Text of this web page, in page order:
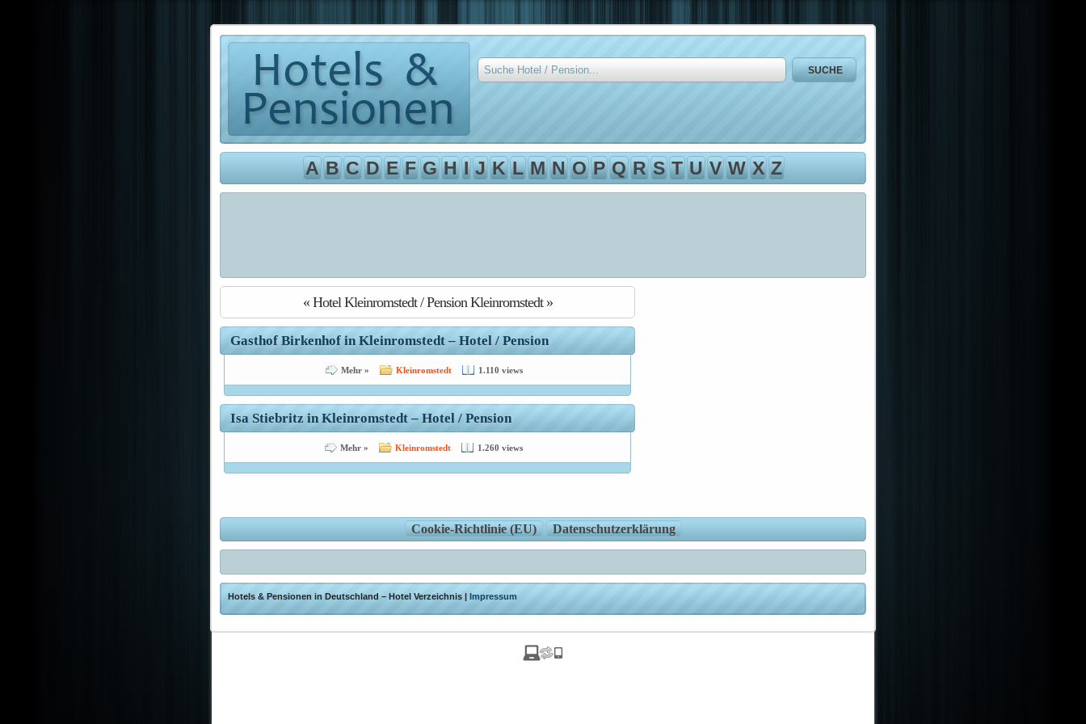
A B C D E F G H I J K L M N O P Q R S T U V W X Z
« Hotel Kleinromstedt / Pension Kleinromstedt »
Gasthof Birkenhof in Kleinromstedt – Hotel / Pension
Mehr » Kleinromstedt 1.110 views
Isa Stiebritz in Kleinromstedt – Hotel / Pension
Mehr » Kleinromstedt 1.260 views
Cookie-Richtlinie (EU) Datenschutzerklärung
Hotels & Pensionen in Deutschland – Hotel Verzeichnis | Impressum